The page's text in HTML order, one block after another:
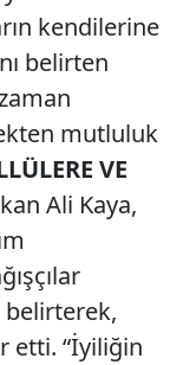
kendilerine
belirten
mutluluk
VE
Ali Kaya,
etti. “İyiliğin